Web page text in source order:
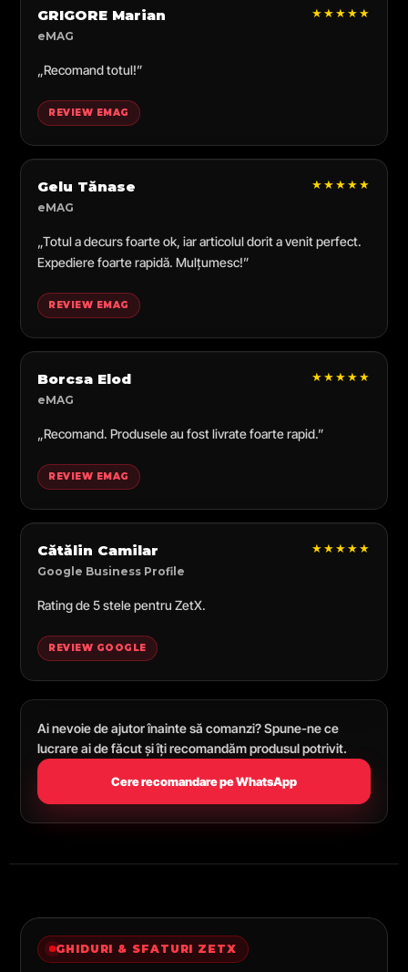
GRIGORE Marian
eMAG
★★★★★
„Recomand totul!”
REVIEW EMAG
Gelu Tănase
eMAG
★★★★★
„Totul a decurs foarte ok, iar articolul dorit a venit perfect.
Expediere foarte rapidă. Mulțumesc!”
REVIEW EMAG
Borcsa Elod
eMAG
★★★★★
„Recomand. Produsele au fost livrate foarte rapid.”
REVIEW EMAG
Cătălin Camilar
Google Business Profile
★★★★★
Rating de 5 stele pentru ZetX.
REVIEW GOOGLE
Ai nevoie de ajutor înainte să comanzi? Spune-ne ce
lucrare ai de făcut și îți recomandăm produsul potrivit.
Cere recomandare pe WhatsApp
GHIDURI & SFATURI ZETX